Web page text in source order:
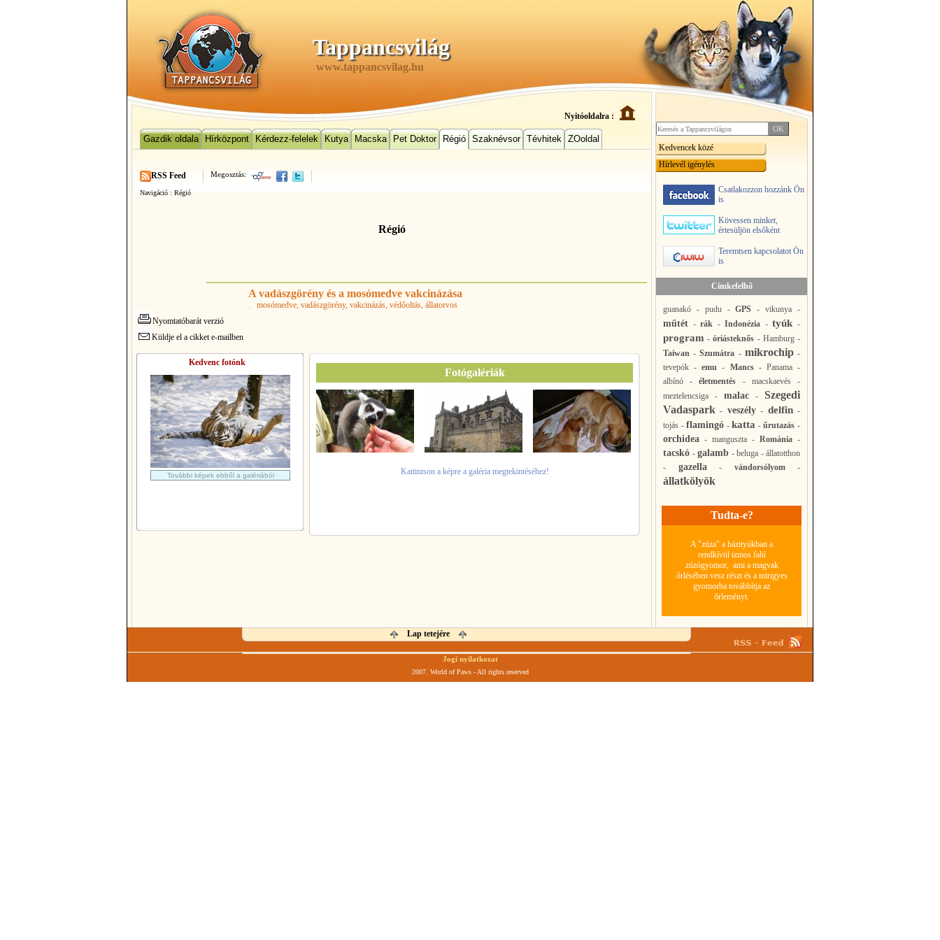
Tappancsvilág
www.tappancsvilag.hu
Nyitóoldalra :
Gazdik oldala Hírközpont Kérdezz-felelek Kutya Macska Pet Doktor Régió Szaknévsor Tévhitek ZOoldal
Megosztás:
RSS Feed
Navigáció : Régió
Régió
A vadászgörény és a mosómedve vakcinázása
. mosómedve, vadászgörény, vakcinázás, védőoltás, állatorvos
Nyomtatóbarát verzió
Küldje el a cikket e-mailben
Kedvenc fotónk
További képek ebből a galériából
Fotógalériák
Kattintson a képre a galéria megtekintéséhez!
Kedvencek közé
Hírlevél igénylés
Csatlakozzon hozzánk Ön
is
Kövessen minket,
értesüljön elsőként
Teremtsen kapcsolatot Ön
is
Címkefelhő
guanakó - pudu-GPS -vikunya -
műtét -rák -Indonézia -tyúk-
program -óriásteknős - Hamburg-
Taiwan -Szumátra - mikrochip-
tevepók -emu - Mancs- Panama-
albínó -életmentés - macskaevés-
meztelencsiga - malac - Szegedi
Vadaspark - veszély- delfin-
tojás -flamingó -katta -űrutazás -
orchidea - manguszta - Románia -
tacskó - galamb - beluga - állatotthon
- gazella- vándorsólyom-
állatkölyök
Tudta-e?
A "zúza" a házityúkban a
rendkívül izmos falú
zúzógyomor, ami a magvak
őrlésében vesz részt és a mirigyes
gyomorba továbbítja az
őrleményt.
Lap tetejére
Jogi nyilatkozat
2007. World of Paws - All rights reserved